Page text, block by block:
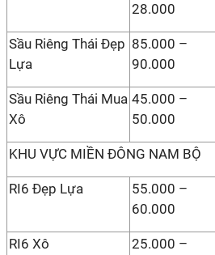
28.000
Sầu Riêng Thái Đẹp
Lựa
85.000 –
90.000
Sầu Riêng Thái Mua
Xô
45.000 –
50.000
KHU VỰC MIỀN ĐÔNG NAM BỘ
RI6 Đẹp Lựa
55.000 –
60.000
RI6 Xô
25.000 –